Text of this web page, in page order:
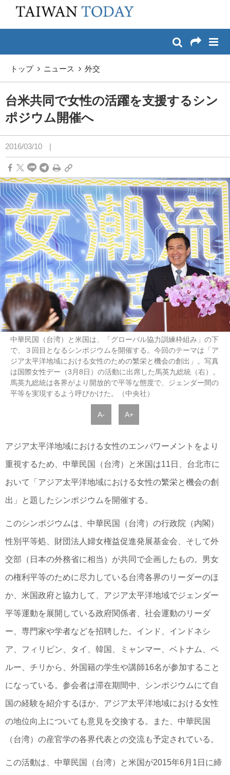
メイン コンテンツへスキップ
トップ ニュース 外交
台米共同で女性の活躍を支援するシン
ポジウム開催へ
2016/03/10 |
中華民国（台湾）と米国は、「グローバル協力訓練枠組み」の下
で、３回目となるシンポジウムを開催する。今回のテーマは「ア
ジア太平洋地域における女性のための繁栄と機会の創出」。写真
は国際女性デー（3月8日）の活動に出席した馬英九総統（右）。
馬英九総統は各界がより開放的で平等な態度で、ジェンダー間の
平等を実現するよう呼びかけた。（中央社）
A- A+
アジア太平洋地域における女性のエンパワーメントをより
重視するため、中華民国（台湾）と米国は11日、台北市に
おいて「アジア太平洋地域における女性の繁栄と機会の創
出」と題したシンポジウムを開催する。
このシンポジウムは、中華民国（台湾）の行政院（内閣）
性別平等処、財団法人婦女権益促進発展基金会、そして外
交部（日本の外務省に相当）が共同で企画したもの。男女
の権利平等のために尽力している台湾各界のリーダーのほ
か、米国政府と協力して、アジア太平洋地域でジェンダー
平等運動を展開している政府関係者、社会運動のリーダ
ー、専門家や学者などを招聘した。インド、インドネシ
ア、フィリピン、タイ、韓国、ミャンマー、ベトナム、ペ
ルー、チリから、外国籍の学生や講師16名が参加すること
になっている。参会者は滞在期間中、シンポジウムにて自
国の経験を紹介するほか、アジア太平洋地域における女性
の地位向上についても意見を交換する。また、中華民国
（台湾）の産官学の各界代表との交流も予定されている。
この活動は、中華民国（台湾）と米国が2015年6月1日に締